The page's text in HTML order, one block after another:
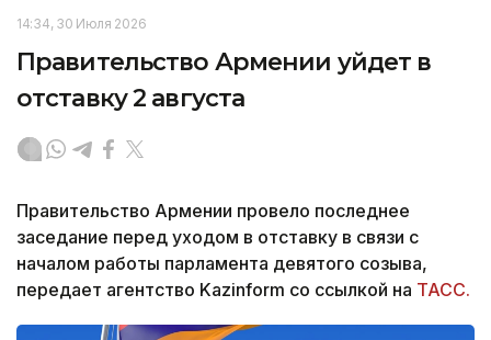
14:34, 30 Июля 2026
Правительство Армении уйдет в
отставку 2 августа
Правительство Армении провело последнее
заседание перед уходом в отставку в связи с
началом работы парламента девятого созыва,
передает агентство Kazinform со ссылкой на ТАСС.